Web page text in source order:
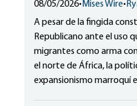
08/05/2026• Mises Wire•
A pesar de la fingida
Republicano ante el uso
migrantes como arma
el norte de África, la
expansionismo marroquí